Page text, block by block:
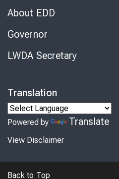
About EDD
Governor
LWDA Secretary
Translation
Powered by Translate
View Disclaimer
Back to Top